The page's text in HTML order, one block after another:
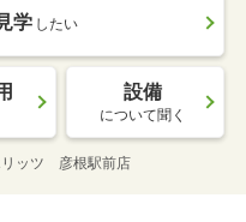
学 したい
設備
について聞く
リッツ 彦根駅前店